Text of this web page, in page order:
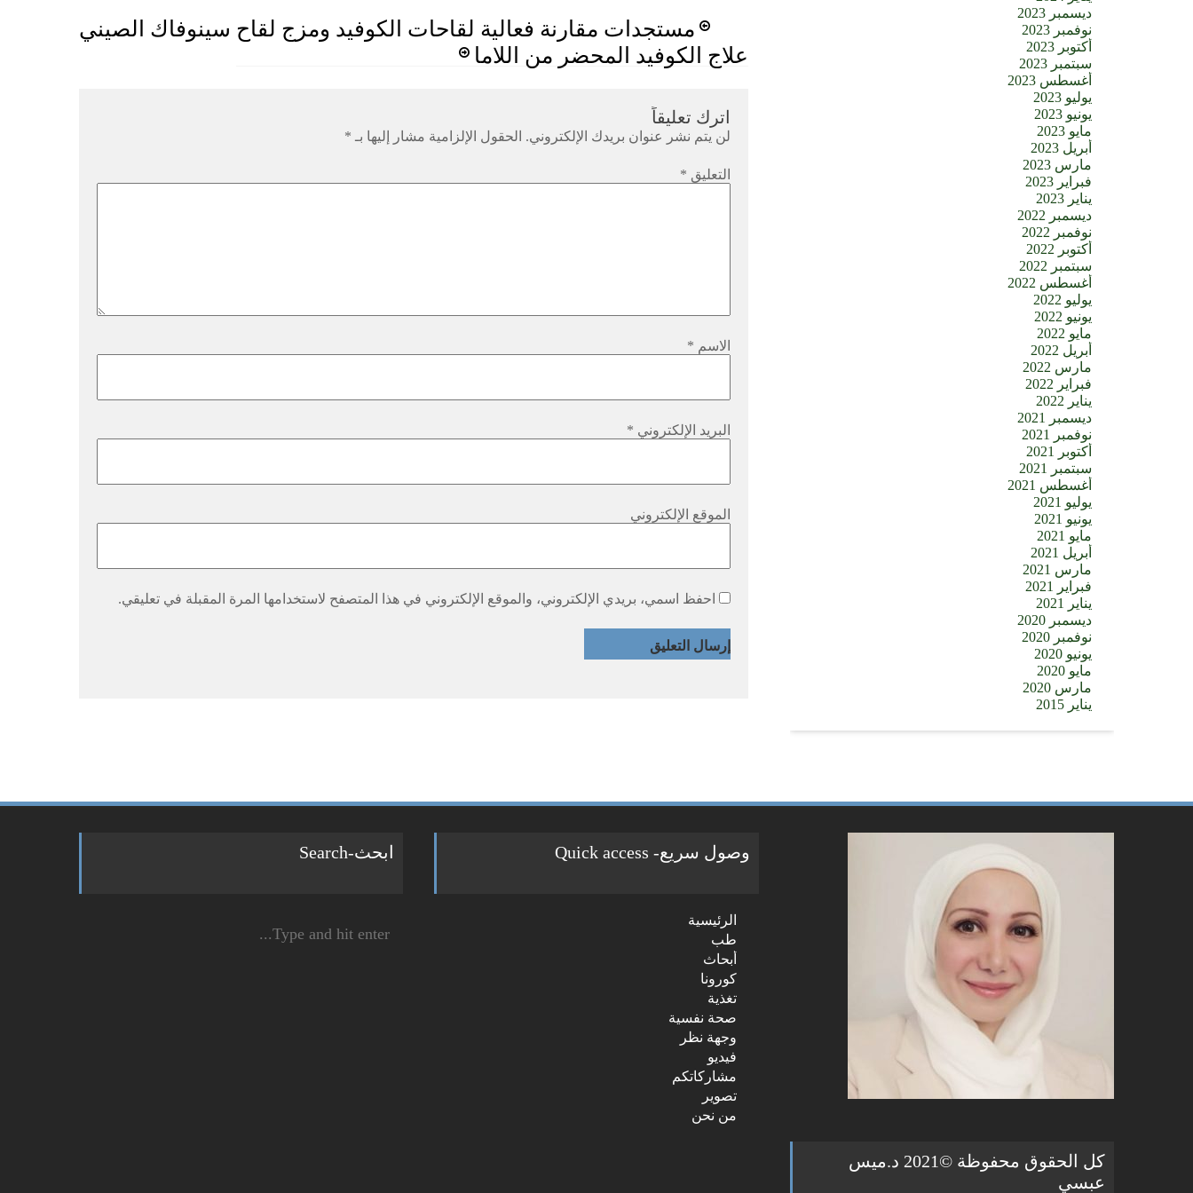
navigation
مستجدات مقارنة فعالية لقاحات الكوفيد ومزج لقاح سينوفاك الصيني
علاج الكوفيد المحضر من اللاما
اترك تعليقاً
لن يتم نشر عنوان بريدك الإلكتروني. الحقول الإلزامية مشار إليها بـ *
التعليق *
الاسم *
البريد الإلكتروني *
الموقع الإلكتروني
احفظ اسمي، بريدي الإلكتروني، والموقع الإلكتروني في هذا المتصفح لاستخدامها المرة المقبلة في تعليقي.
ديسمبر 2023
نوفمبر 2023
أكتوبر 2023
سبتمبر 2023
أغسطس 2023
يوليو 2023
يونيو 2023
مايو 2023
أبريل 2023
مارس 2023
فبراير 2023
يناير 2023
ديسمبر 2022
نوفمبر 2022
أكتوبر 2022
سبتمبر 2022
أغسطس 2022
يوليو 2022
يونيو 2022
مايو 2022
أبريل 2022
مارس 2022
فبراير 2022
يناير 2022
ديسمبر 2021
نوفمبر 2021
أكتوبر 2021
سبتمبر 2021
أغسطس 2021
يوليو 2021
يونيو 2021
مايو 2021
أبريل 2021
مارس 2021
فبراير 2021
يناير 2021
ديسمبر 2020
نوفمبر 2020
يونيو 2020
مايو 2020
مارس 2020
يناير 2015
ابحث-Search
for:
وصول سريع- Quick access
الرئيسية
طب
أبحاث
كورونا
تغذية
صحة نفسية
وجهة نظر
فيديو
مشاركاتكم
تصوير
من نحن
كل الحقوق محفوظة ©2021 د.ميس
عبسي